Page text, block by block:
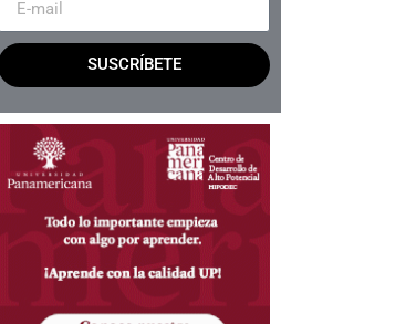
SUSCRÍBETE